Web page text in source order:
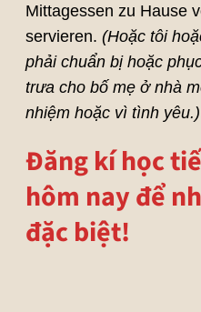
Mittagessen zu Hause
servieren. (Hoặc tôi
phải chuẩn bị hoặc
trưa cho bố mẹ ở nhà
nhiệm hoặc vì tình yêu.)
Đăng kí học
hôm nay để
đặc biệt!